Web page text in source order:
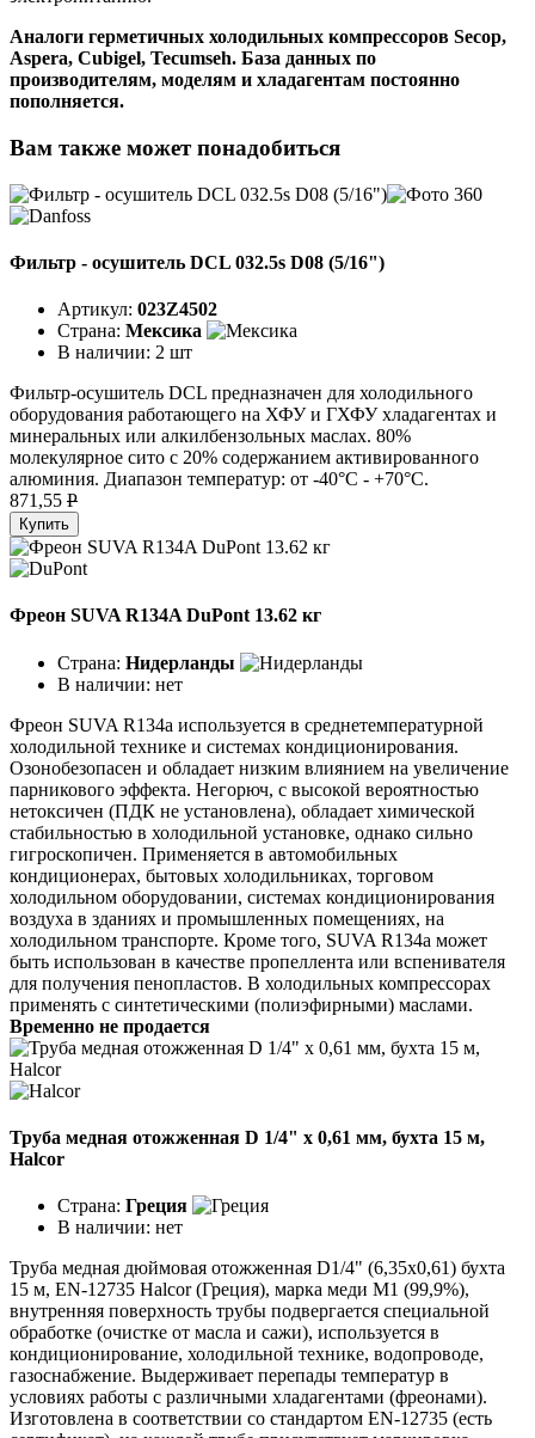
Аналоги герметичных холодильных компрессоров Secop,
Aspera, Cubigel, Tecumseh. База данных по
производителям, моделям и хладагентам постоянно
пополняется.
Вам также может понадобиться
Фильтр - осушитель DCL 032.5s D08 (5/16")
Артикул: 023Z4502
Страна: Мексика
В наличии: 2 шт
Фильтр-осушитель DCL предназначен для холодильного
оборудования работающего на ХФУ и ГХФУ хладагентах и
минеральных или алкилбензольных маслах. 80%
молекулярное сито с 20% содержанием активированного
алюминия. Диапазон температур: от -40°C - +70°C.
871,55 P
Купить
Фреон SUVA R134A DuPont 13.62 кг
Страна: Нидерланды
В наличии: нет
Фреон SUVA R134a используется в среднетемпературной
холодильной технике и системах кондиционирования.
Озонобезопасен и обладает низким влиянием на увеличение
парникового эффекта. Негорюч, с высокой вероятностью
нетоксичен (ПДК не установлена), обладает химической
стабильностью в холодильной установке, однако сильно
гигроскопичен. Применяется в автомобильных
кондиционерах, бытовых холодильниках, торговом
холодильном оборудовании, системах кондиционирования
воздуха в зданиях и промышленных помещениях, на
холодильном транспорте. Кроме того, SUVA R134a может
быть использован в качестве пропеллента или вспенивателя
для получения пенопластов. В холодильных компрессорах
применять с синтетическими (полиэфирными) маслами.
Временно не продается
Труба медная отожженная D 1/4" x 0,61 мм, бухта 15 м,
Halcor
Страна: Греция
В наличии: нет
Труба медная дюймовая отожженная D1/4" (6,35х0,61) бухта
15 м, EN-12735 Halcor (Греция), марка меди М1 (99,9%),
внутренняя поверхность трубы подвергается специальной
обработке (очистке от масла и сажи), используется в
кондиционирование, холодильной технике, водопроводе,
газоснабжение. Выдерживает перепады температур в
условиях работы с различными хладагентами (фреонами).
Изготовлена в соответствии со стандартом EN-12735 (есть